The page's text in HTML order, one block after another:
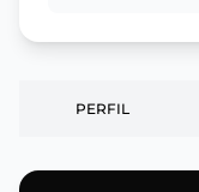
PERFIL